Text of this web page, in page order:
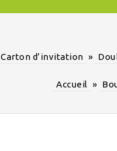
Carton d’invitation »
Accueil »